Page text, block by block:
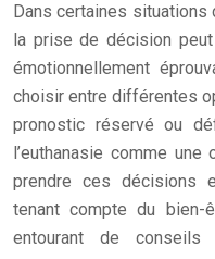
Dans certaines situations
la prise de décision
émotionnellement
choisir entre différentes
pronostic réservé ou
l’euthanasie comme
prendre ces décisions
tenant compte du
entourant de